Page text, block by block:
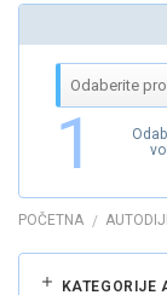
1
POČETNA /
KATEGORIJE